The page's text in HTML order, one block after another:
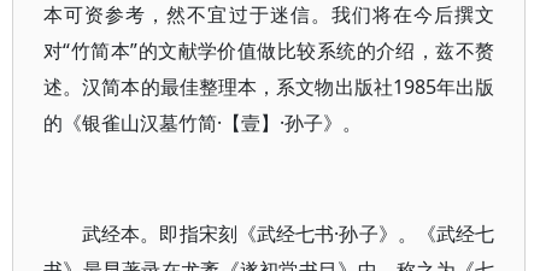
本可资参考，然不宜过于迷信。我们将在今后撰文
对“竹简本”的文献学价值做比较系统的介绍，兹不赘
述。汉简本的最佳整理本，系文物出版社1985年出版
的《银雀山汉墓竹简·【壹】·孙子》。
武经本。即指宋刻《武经七书·孙子》。《武经七